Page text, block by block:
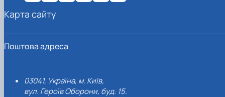
Поштова адреса
03041, Україна, м. Київ,
вул. Героїв Оборони, буд. 15.
Карта сайту